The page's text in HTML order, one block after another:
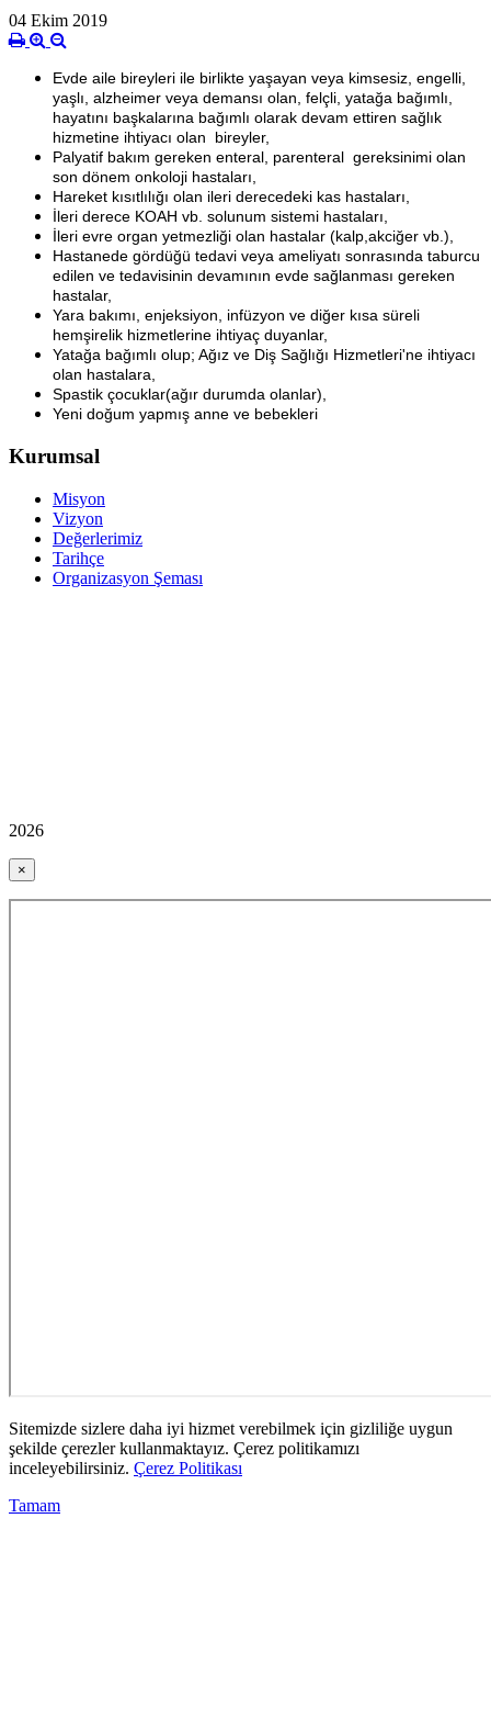
04 Ekim 2019
Evde aile bireyleri ile birlikte yaşayan veya kimsesiz, engelli,
yaşlı, alzheimer veya demansı olan, felçli, yatağa bağımlı,
hayatını başkalarına bağımlı olarak devam ettiren sağlık
hizmetine ihtiyacı olan bireyler,
Palyatif bakım gereken enteral, parenteral gereksinimi olan
son dönem onkoloji hastaları,
Hareket kısıtlılığı olan ileri derecedeki kas hastaları,
İleri derece KOAH vb. solunum sistemi hastaları,
İleri evre organ yetmezliği olan hastalar (kalp,akciğer vb.),
Hastanede gördüğü tedavi veya ameliyatı sonrasında taburcu
edilen ve tedavisinin devamının evde sağlanması gereken
hastalar,
Yara bakımı, enjeksiyon, infüzyon ve diğer kısa süreli
hemşirelik hizmetlerine ihtiyaç duyanlar,
Yatağa bağımlı olup; Ağız ve Diş Sağlığı Hizmetleri'ne ihtiyacı
olan hastalara,
Spastik çocuklar(ağır durumda olanlar),
Yeni doğum yapmış anne ve bebekleri
Kurumsal
Misyon
Vizyon
Değerlerimiz
Tarihçe
Organizasyon Şeması
2026
×
Sitemizde sizlere daha iyi hizmet verebilmek için gizliliğe uygun
şekilde çerezler kullanmaktayız. Çerez politikamızı
inceleyebilirsiniz. Çerez Politikası
Tamam